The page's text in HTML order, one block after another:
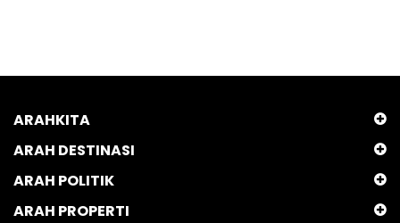
ARAHKITA
ARAH DESTINASI
ARAH POLITIK
ARAH PROPERTI